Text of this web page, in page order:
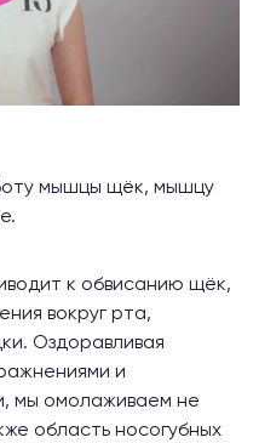
мышцы щёк, мышцу
к обвисанию щёк,
вокруг рта,
Оздоравливая
и
мы омолаживаем не
область носогубных